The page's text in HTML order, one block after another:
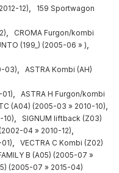
12)
159 Sportwagon
CROMA Furgon/kombi
(199_) (2005-06 » )
03)
ASTRA Kombi (AH)
ASTRA H Furgon/kombi
(A04) (2005-03 » 2010-10)
10)
SIGNUM liftback (Z03)
04 » 2010-12)
VECTRA C Kombi (Z02)
B (A05) (2005-07 »
(2005-07 » 2015-04)